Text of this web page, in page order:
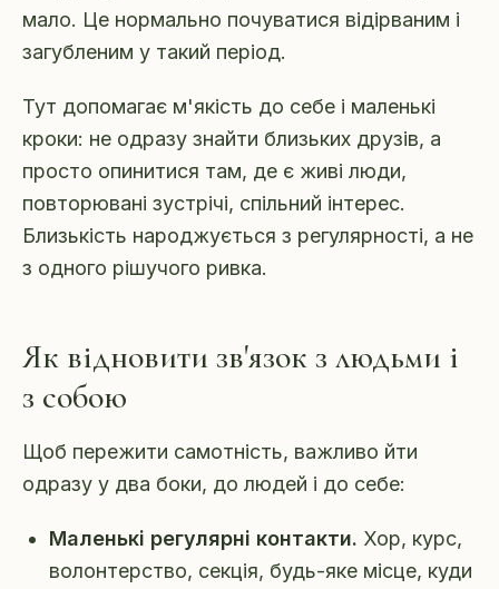
мало. Це нормально почуватися відірваним і
загубленим у такий період.
Тут допомагає м'якість до себе і маленькі
кроки: не одразу знайти близьких друзів, а
просто опинитися там, де є живі люди,
повторювані зустрічі, спільний інтерес.
Близькість народжується з регулярності, а не
з одного рішучого ривка.
Як відновити зв'язок з людьми і
з собою
Щоб пережити самотність, важливо йти
одразу у два боки, до людей і до себе:
Маленькі регулярні контакти. Хор, курс,
волонтерство, секція, будь-яке місце, куди